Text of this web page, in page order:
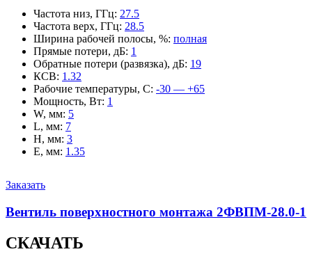
Частота низ, ГГц: 27.5
Частота верх, ГГц: 28.5
Ширина рабочей полосы, %: полная
Прямые потери, дБ: 1
Обратные потери (развязка), дБ: 19
КСВ: 1.32
Рабочие температуры, С: -30 — +65
Мощность, Вт: 1
W, мм: 5
L, мм: 7
H, мм: 3
E, мм: 1.35
Заказать
Вентиль поверхностного монтажа 2ФВПМ-28.0-1
СКАЧАТЬ